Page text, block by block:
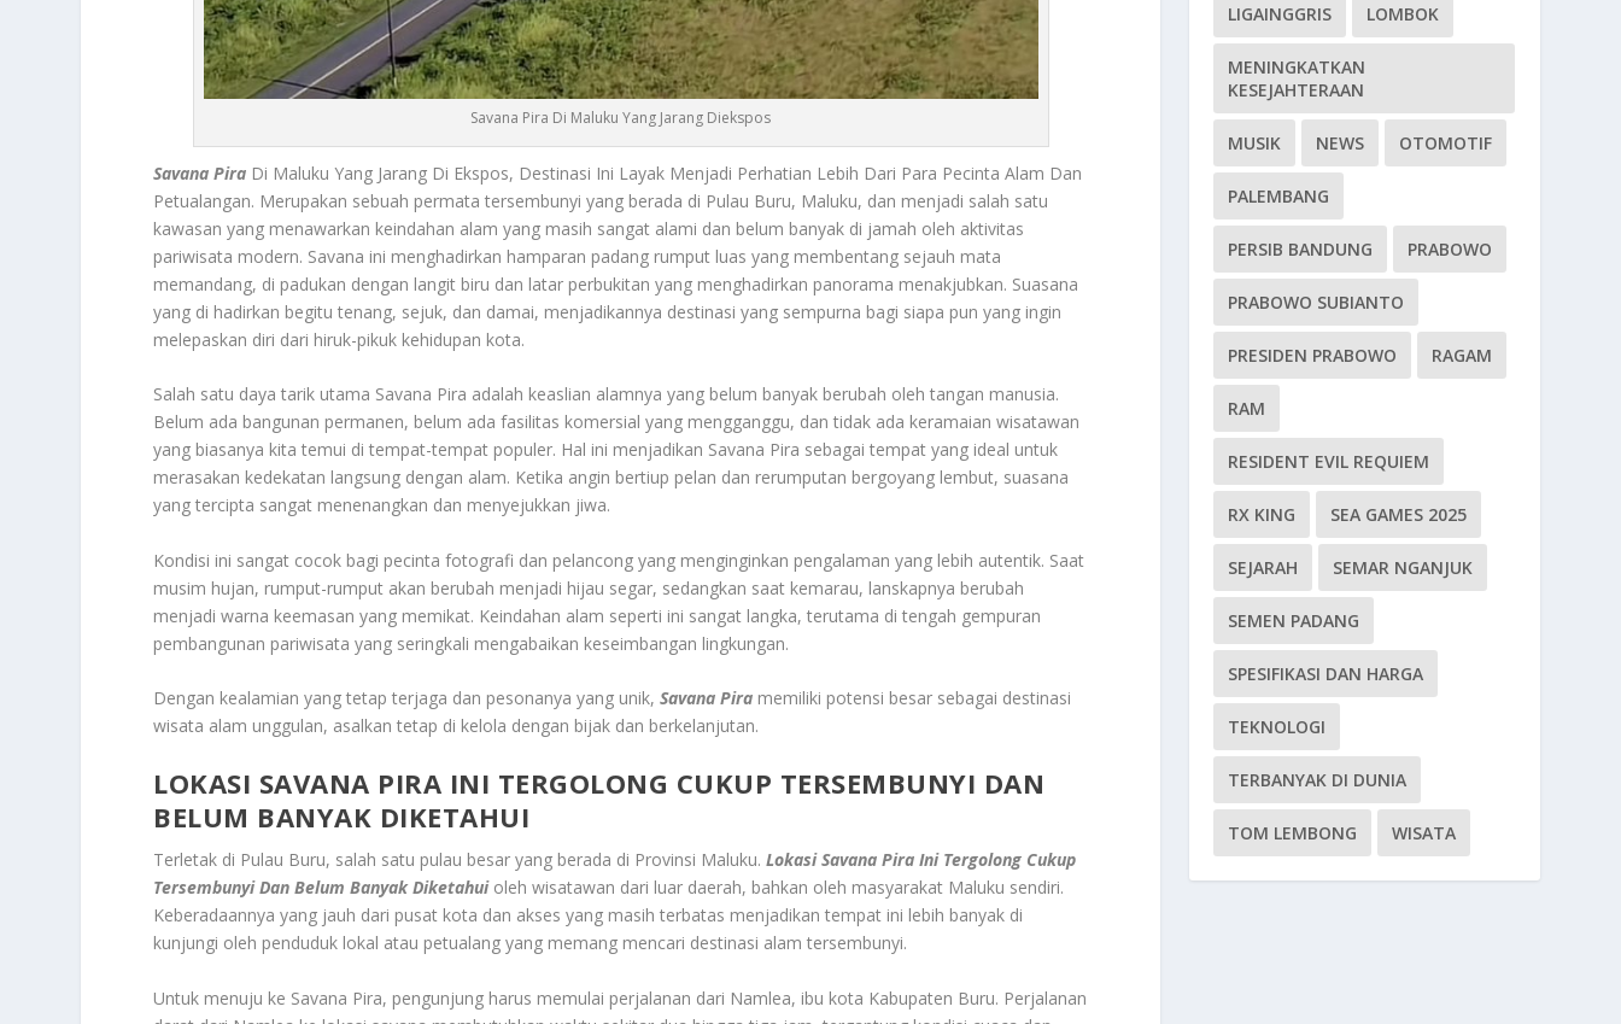
Savana Pira Di Maluku Yang Jarang Diekspos
Savana Pira Di Maluku Yang Jarang Di Ekspos, Destinasi Ini Layak Menjadi Perhatian Lebih Dari Para Pecinta Alam Dan
Petualangan. Merupakan sebuah permata tersembunyi yang berada di Pulau Buru, Maluku, dan menjadi salah satu
kawasan yang menawarkan keindahan alam yang masih sangat alami dan belum banyak di jamah oleh aktivitas
pariwisata modern. Savana ini menghadirkan hamparan padang rumput luas yang membentang sejauh mata
memandang, di padukan dengan langit biru dan latar perbukitan yang menghadirkan panorama menakjubkan. Suasana
yang di hadirkan begitu tenang, sejuk, dan damai, menjadikannya destinasi yang sempurna bagi siapa pun yang ingin
melepaskan diri dari hiruk-pikuk kehidupan kota.
Salah satu daya tarik utama Savana Pira adalah keaslian alamnya yang belum banyak berubah oleh tangan manusia.
Belum ada bangunan permanen, belum ada fasilitas komersial yang mengganggu, dan tidak ada keramaian wisatawan
yang biasanya kita temui di tempat-tempat populer. Hal ini menjadikan Savana Pira sebagai tempat yang ideal untuk
merasakan kedekatan langsung dengan alam. Ketika angin bertiup pelan dan rerumputan bergoyang lembut, suasana
yang tercipta sangat menenangkan dan menyejukkan jiwa.
Kondisi ini sangat cocok bagi pecinta fotografi dan pelancong yang menginginkan pengalaman yang lebih autentik. Saat
musim hujan, rumput-rumput akan berubah menjadi hijau segar, sedangkan saat kemarau, lanskapnya berubah
menjadi warna keemasan yang memikat. Keindahan alam seperti ini sangat langka, terutama di tengah gempuran
pembangunan pariwisata yang seringkali mengabaikan keseimbangan lingkungan.
Dengan kealamian yang tetap terjaga dan pesonanya yang unik,Savana Pira memiliki potensi besar sebagai destinasi
wisata alam unggulan, asalkan tetap di kelola dengan bijak dan berkelanjutan.
LOKASI SAVANA PIRA INI TERGOLONG CUKUP TERSEMBUNYI DAN
BELUM BANYAK DIKETAHUI
Terletak di Pulau Buru, salah satu pulau besar yang berada di Provinsi Maluku.Lokasi Savana Pira Ini Tergolong Cukup
Tersembunyi Dan Belum Banyak Diketahuioleh wisatawan dari luar daerah, bahkan oleh masyarakat Maluku sendiri.
Keberadaannya yang jauh dari pusat kota dan akses yang masih terbatas menjadikan tempat ini lebih banyak di
kunjungi oleh penduduk lokal atau petualang yang memang mencari destinasi alam tersembunyi.
Untuk menuju ke Savana Pira, pengunjung harus memulai perjalanan dari Namlea, ibu kota Kabupaten Buru. Perjalanan
LIGAINGGRIS LOMBOK
MENINGKATKAN
KESEJAHTERAAN
MUSIK NEWS OTOMOTIF
PALEMBANG
PERSIB BANDUNG PRABOWO
PRABOWO SUBIANTO
PRESIDEN PRABOWO RAGAM
RAM
RESIDENT EVIL REQUIEM
RX KING SEA GAMES 2025
SEJARAH SEMAR NGANJUK
SEMEN PADANG
SPESIFIKASI DAN HARGA
TEKNOLOGI
TERBANYAK DI DUNIA
TOM LEMBONG WISATA